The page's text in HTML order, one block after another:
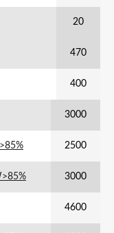
20
470
400
3000
2500
3000
4600